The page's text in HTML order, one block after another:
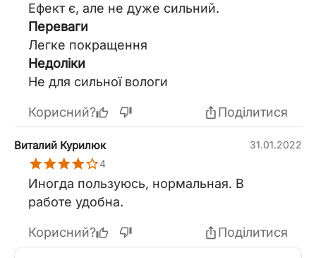
Ефект є, але не дуже сильний.
Переваги
Легке покращення
Недоліки
Не для сильної вологи
Корисний? Поділитися
Виталий Курилюк
31.01.2022
4
Иногда пользуюсь, нормальная. В
работе удобна.
Корисний? Поділитися